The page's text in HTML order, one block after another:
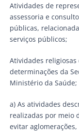
Atividades de
assessoria e
públicas,
serviços públicos;
Atividades
determinações da
Ministério da Saúde;
a) As atividades
realizadas por meio
evitar